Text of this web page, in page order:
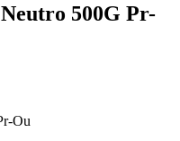
500G Pr-
Ou